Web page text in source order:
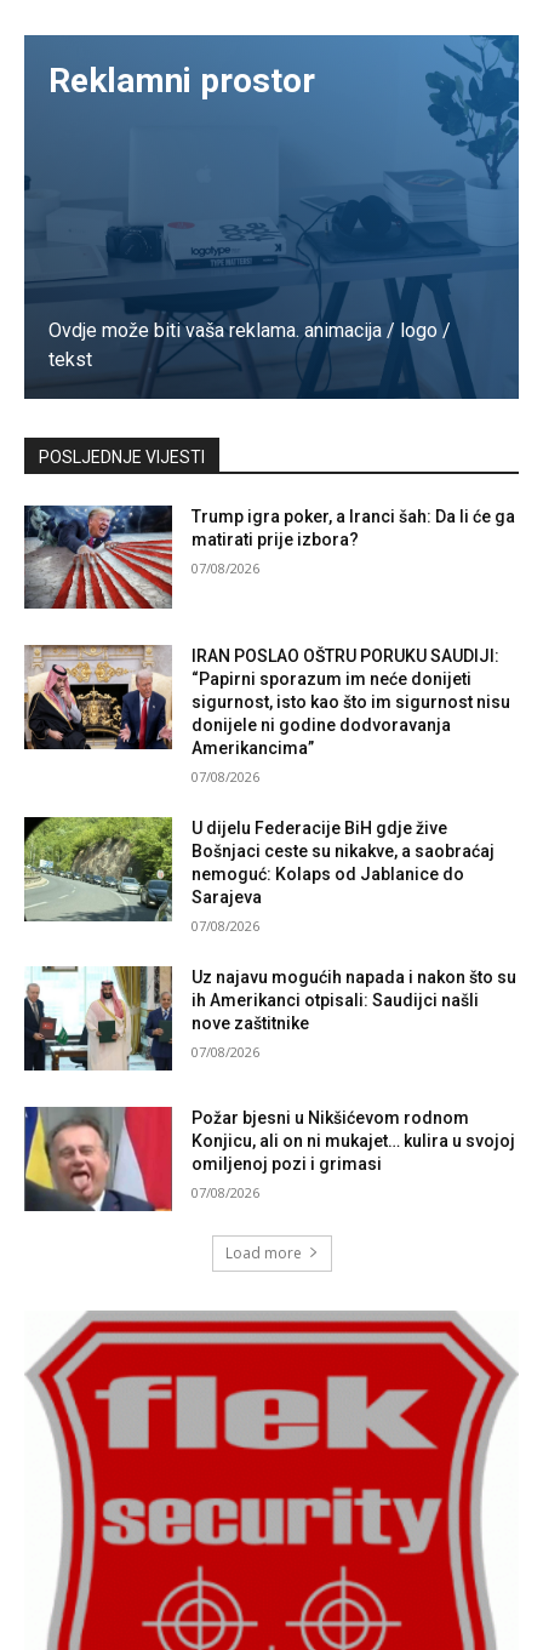
Reklamni prostor
Ovdje može biti vaša reklama. animacija / logo /
tekst
Kontaktirajte nas
POSLJEDNJE VIJESTI
Trump igra poker, a Iranci šah: Da li će ga
matirati prije izbora?
07/08/2026
IRAN POSLAO OŠTRU PORUKU SAUDIJI:
“Papirni sporazum im neće donijeti
sigurnost, isto kao što im sigurnost nisu
donijele ni godine dodvoravanja
Amerikancima”
07/08/2026
U dijelu Federacije BiH gdje žive
Bošnjaci ceste su nikakve, a saobraćaj
nemoguć: Kolaps od Jablanice do
Sarajeva
07/08/2026
Uz najavu mogućih napada i nakon što su
ih Amerikanci otpisali: Saudijci našli
nove zaštitnike
07/08/2026
Požar bjesni u Nikšićevom rodnom
Konjicu, ali on ni mukajet… kulira u svojoj
omiljenoj pozi i grimasi
07/08/2026
Load more